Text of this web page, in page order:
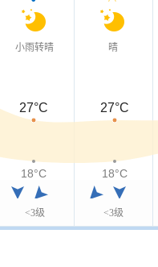
小雨转晴
<3级
晴
<3级
27°C
27°C
18°C
18°C